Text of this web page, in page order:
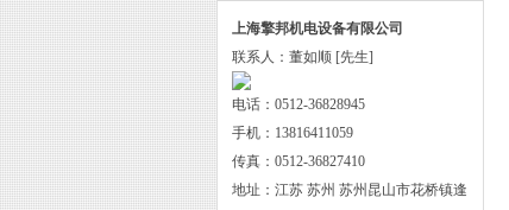
上海擎邦机电设备有限公司
联系人：董如顺 [先生]
电话：0512-36828945
手机：13816411059
传真：0512-36827410
地址：江苏 苏州 苏州昆山市花桥镇逢